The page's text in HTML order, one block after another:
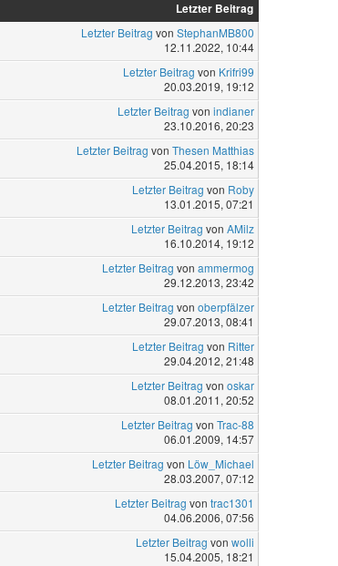
Letzter Beitrag
Letzter Beitrag von StephanMB800
12.11.2022, 10:44
Letzter Beitrag von Krifri99
20.03.2019, 19:12
Letzter Beitrag von indianer
23.10.2016, 20:23
Letzter Beitrag von Thesen Matthias
25.04.2015, 18:14
Letzter Beitrag von Roby
13.01.2015, 07:21
Letzter Beitrag von AMilz
16.10.2014, 19:12
Letzter Beitrag von ammermog
29.12.2013, 23:42
Letzter Beitrag von oberpfälzer
29.07.2013, 08:41
Letzter Beitrag von Ritter
29.04.2012, 21:48
Letzter Beitrag von oskar
08.01.2011, 20:52
Letzter Beitrag von Trac-88
06.01.2009, 14:57
Letzter Beitrag von Löw_Michael
28.03.2007, 07:12
Letzter Beitrag von trac1301
04.06.2006, 07:56
Letzter Beitrag von wolli
15.04.2005, 18:21